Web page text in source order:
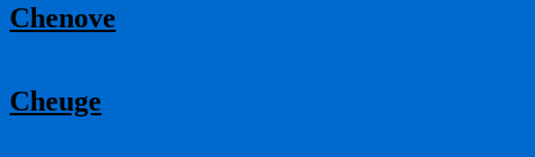
Chenove
Cheuge